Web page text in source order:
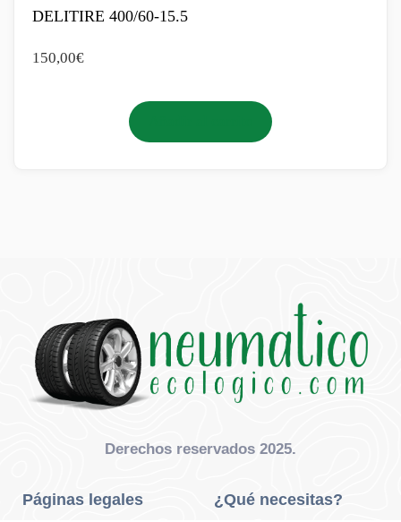
DELITIRE 400/60-15.5
150,00€
Derechos reservados 2025.
Páginas legales ¿Qué necesitas?